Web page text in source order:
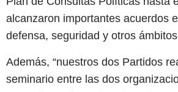
alcanzaron importantes acuerdos
defensa, seguridad y otros
Además, “nuestros dos Partidos
seminario entre las dos